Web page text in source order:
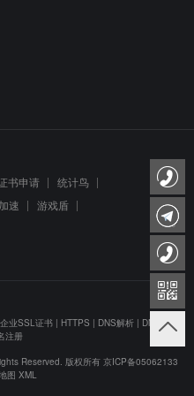
书申请
统计鸟
速
游戏盾
企业SSL证书 | HTTPS | DNS解析 | DNS防劫
注册
Reserved. 版权所有 京ICP备05062133
图 XML